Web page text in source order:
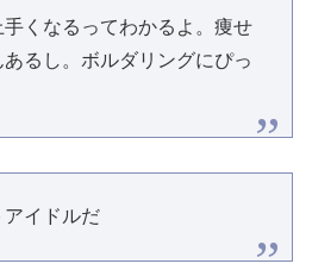
くなるってわかるよ。痩せ
るし。ボルダリングにぴっ
アイドルだ